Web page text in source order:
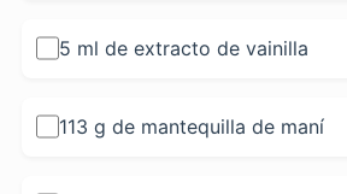
5 ml de extracto de vainilla
113 g de mantequilla de maní